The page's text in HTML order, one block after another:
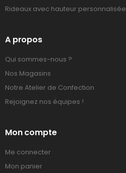
Rideaux avec hauteur personnalisée
A propos
Qui sommes-nous ?
Nos Magasins
Notre Atelier de Confection
Rejoignez nos équipes !
Mon compte
Me connecter
Mon panier